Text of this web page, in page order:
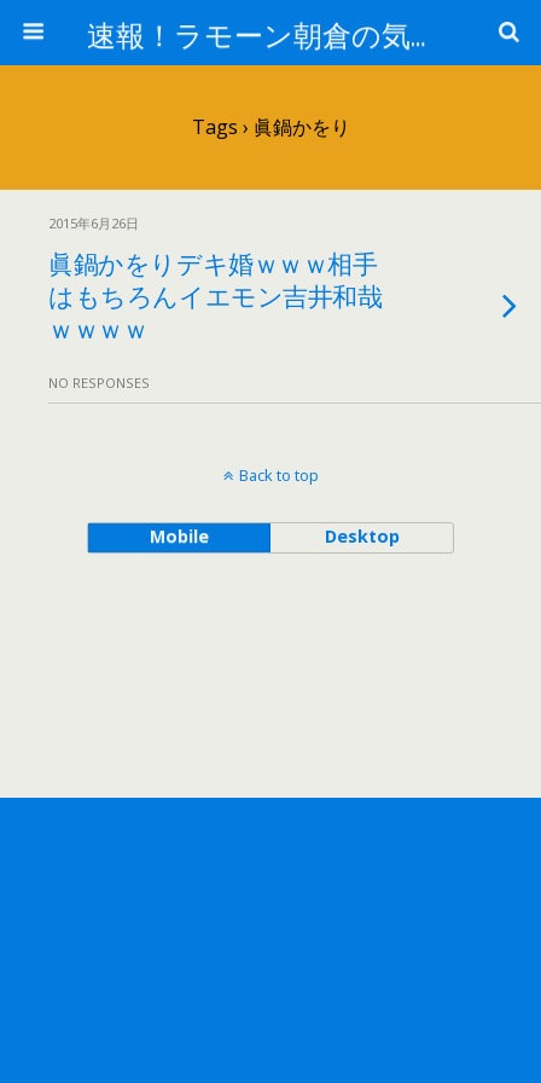
速報！ラモーン朝倉の気になるトレンド！
Tags › 眞鍋かをり
2015年6月26日
眞鍋かをりデキ婚ｗｗｗ相手
はもちろんイエモン吉井和哉
ｗｗｗｗ
NO RESPONSES
Back to top
Mobile Desktop